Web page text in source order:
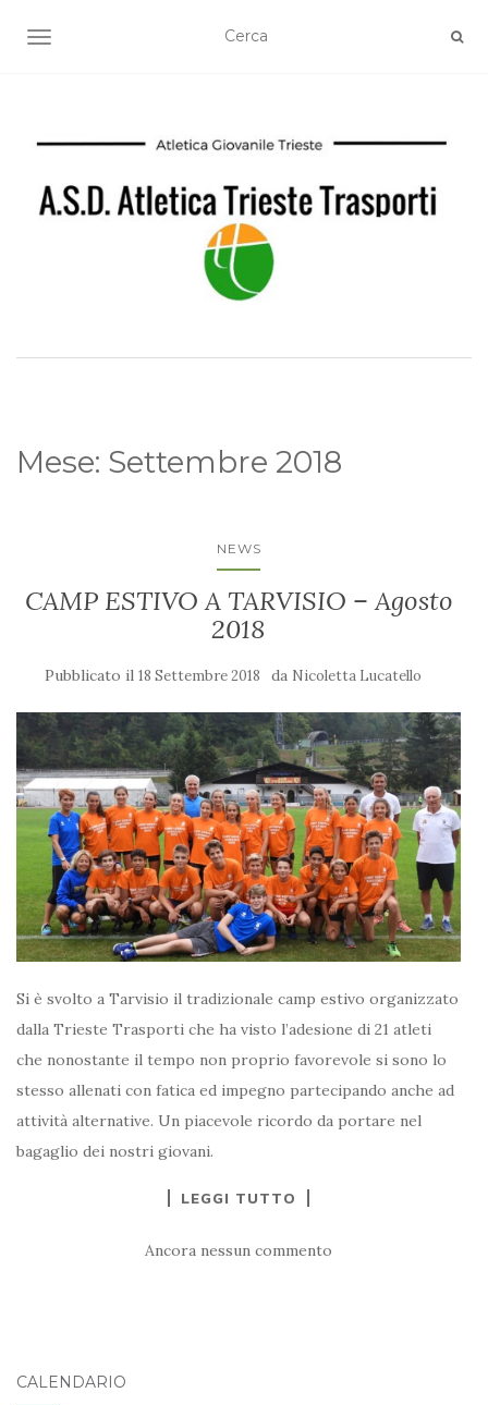
TOGGLE NAVIGATION
Mese: Settembre 2018
NEWS
CAMP ESTIVO A TARVISIO – Agosto
2018
Pubblicato il 18 Settembre 2018 da Nicoletta Lucatello
Si è svolto a Tarvisio il tradizionale camp estivo organizzato
dalla Trieste Trasporti che ha visto l’adesione di 21 atleti
che nonostante il tempo non proprio favorevole si sono lo
stesso allenati con fatica ed impegno partecipando anche ad
attività alternative. Un piacevole ricordo da portare nel
bagaglio dei nostri giovani.
LEGGI TUTTO
Ancora nessun commento
CALENDARIO